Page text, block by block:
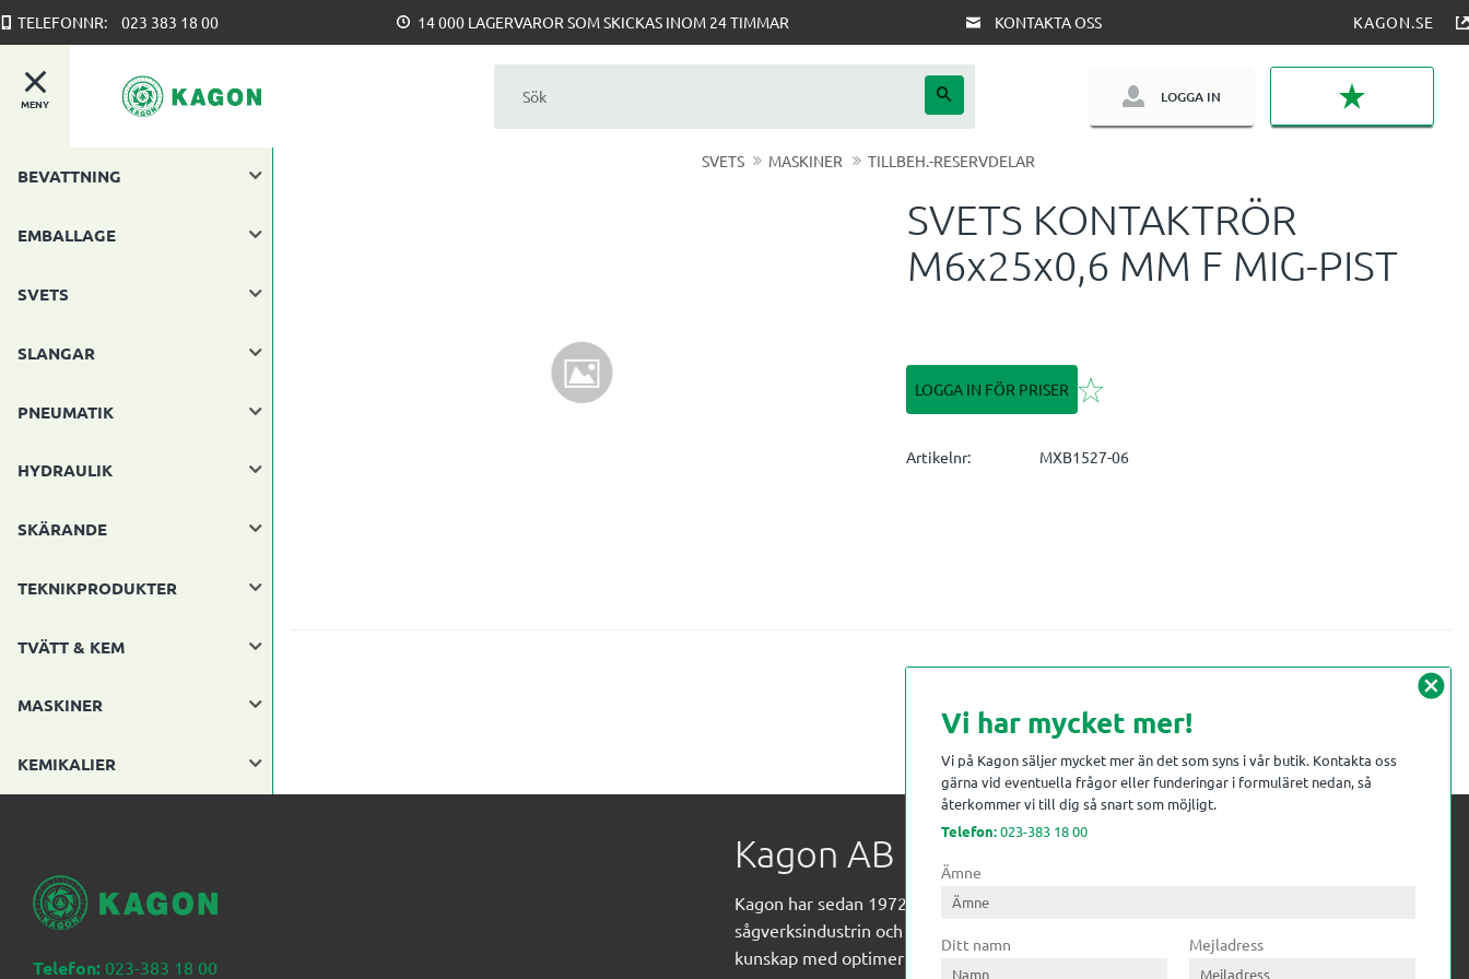
TELEFONNR: 023 383 18 00 14 000 LAGERVAROR SOM SKICKAS INOM 24 TIMMAR KONTAKTA OSS KAGON.SE
MENY LOGGA IN
SVETS MASKINER TILLBEH.-RESERVDELAR
SVETS KONTAKTRÖR
M6x25x0,6 MM F MIG-PIST
LOGGA IN FÖR PRISER Lägg till i favoriter
Artikelnr MXB1527-06
BEVATTNING
EMBALLAGE
SVETS
SLANGAR
PNEUMATIK
HYDRAULIK
SKÄRANDE
TEKNIKPRODUKTER
TVÄTT & KEM
MASKINER
KEMIKALIER
Telefon: 023-383 18 00
Kagon AB
Kagon har sedan 1972 levererat kompetens till
sågverksindustrin och övrig industri. Till träindustrin tillför vi
kunskap med optimeringslösningar från timmerplanen hela
cancel
Vi har mycket mer!
Vi på Kagon säljer mycket mer än det som syns i vår butik. Kontakta oss
gärna vid eventuella frågor eller funderingar i formuläret nedan, så
återkommer vi till dig så snart som möjligt.
Telefon:023-383 18 00
Ämne
Ditt namn Mejladress